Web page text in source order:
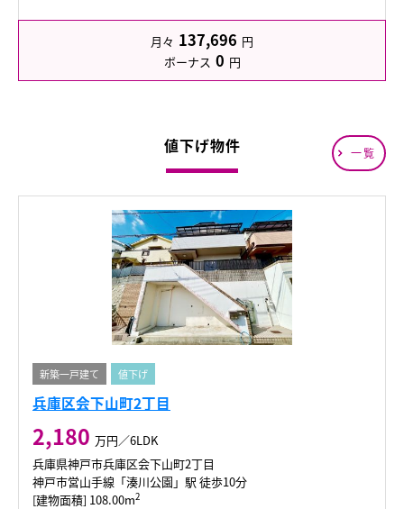
月々 137,696 円
ボーナス 0 円
値下げ物件 一覧
新築一戸建て 値下げ
兵庫区会下山町2丁目
2,180 万円／6LDK
兵庫県神戸市兵庫区会下山町2丁目
神戸市営山手線「湊川公園」駅 徒歩10分
[建物面積] 108.00m2